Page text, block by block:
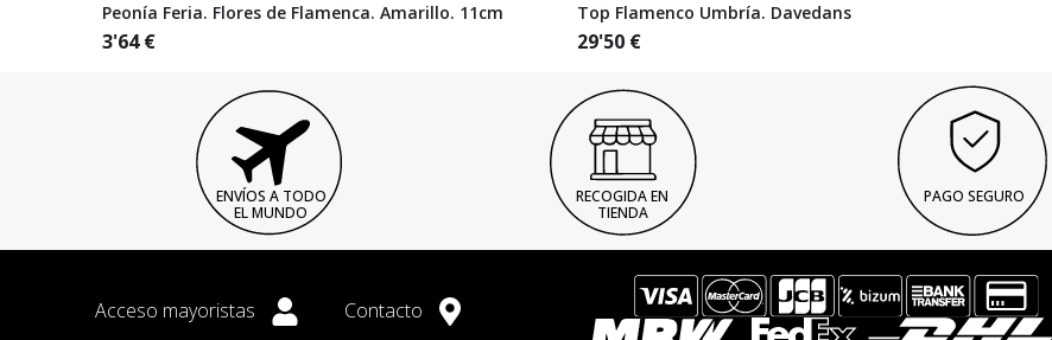
Peonía Feria. Flores de Flamenca. Amarillo. 11cm
3'64€
Top Flamenco Umbría. Davedans
29'50 €
ENVÍOS A TODO
EL MUNDO
RECOGIDA EN
TIENDA
PAGO SEGURO
Acceso mayoristas Contacto